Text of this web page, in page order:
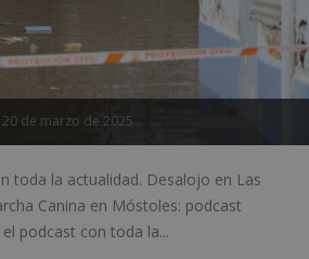
20 de marzo de 2025
toda la actualidad. Desalojo en Las
Canina en Móstoles: podcast
podcast con toda la...